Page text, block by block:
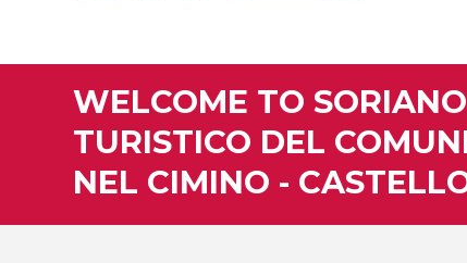
WELCOME TO
TURISTICO DEL
NEL CIMINO -